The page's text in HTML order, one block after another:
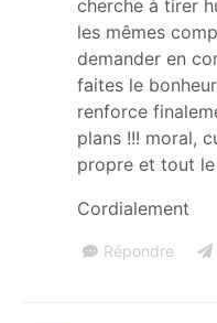
cherche à tirer
les mêmes
demander en
faites le
renforce
plans !!! moral,
propre et tout le
Cordialement
Répondre